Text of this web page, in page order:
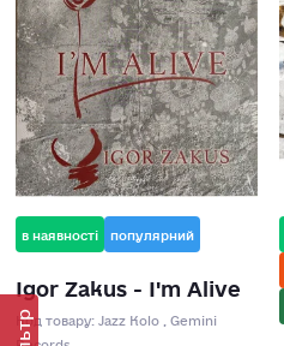
в наявності популярний
Igor Zakus - I'm Alive
Код товару:Jazz Kolo , Gemini
Records